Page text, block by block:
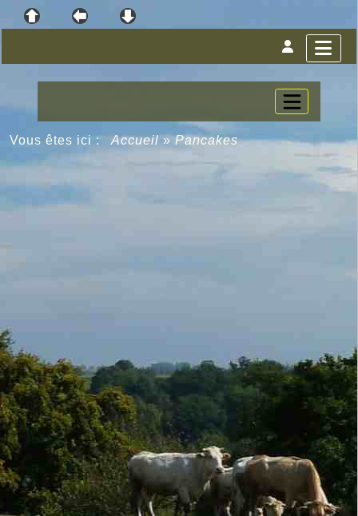
Vous êtes ici : Accueil »Pancakes